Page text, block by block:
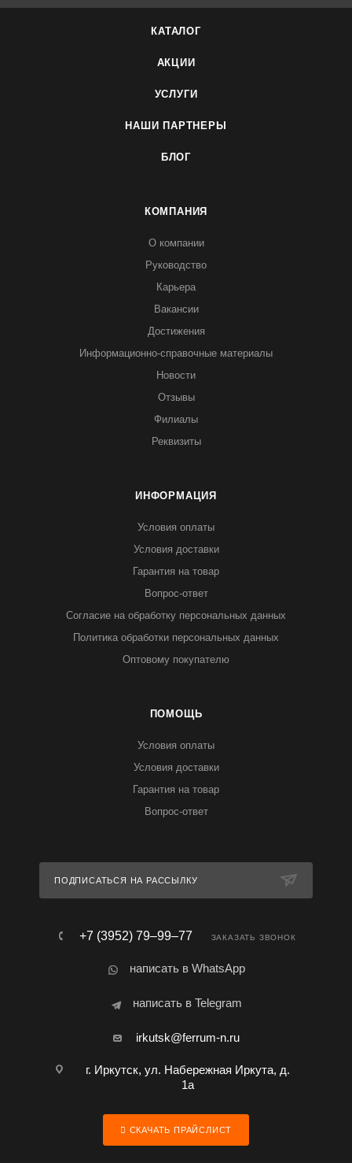
КАТАЛОГ
АКЦИИ
УСЛУГИ
НАШИ ПАРТНЕРЫ
БЛОГ
КОМПАНИЯ
О компании
Руководство
Карьера
Вакансии
Достижения
Информационно-справочные материалы
Новости
Отзывы
Филиалы
Реквизиты
ИНФОРМАЦИЯ
Условия оплаты
Условия доставки
Гарантия на товар
Вопрос-ответ
Согласие на обработку персональных данных
Политика обработки персональных данных
Оптовому покупателю
ПОМОЩЬ
Условия оплаты
Условия доставки
Гарантия на товар
Вопрос-ответ
ПОДПИСАТЬСЯ НА РАССЫЛКУ
+7 (3952) 79‒99‒77 ЗАКАЗАТЬ ЗВОНОК
написать в WhatsApp
написать в Telegram
irkutsk@ferrum-n.ru
г. Иркутск, ул. Набережная Иркута, д.
1а
СКАЧАТЬ ПРАЙСЛИСТ